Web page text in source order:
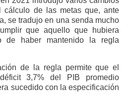
cálculo de las metas que, ante
se tradujo en una senda mucho
que aquello que hubiera
de haber mantenido la regla
de la regla permite que el
3,7% del PIB promedio
sucedido con la especificación